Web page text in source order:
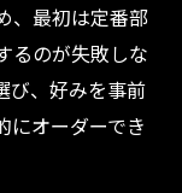
、最初は定番部
るのが失敗しな
び、好みを事前
にオーダーでき